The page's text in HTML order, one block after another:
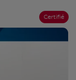
Certifié